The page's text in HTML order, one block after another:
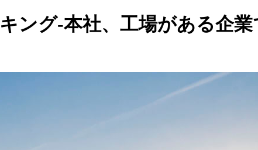
ング-本社、工場がある企